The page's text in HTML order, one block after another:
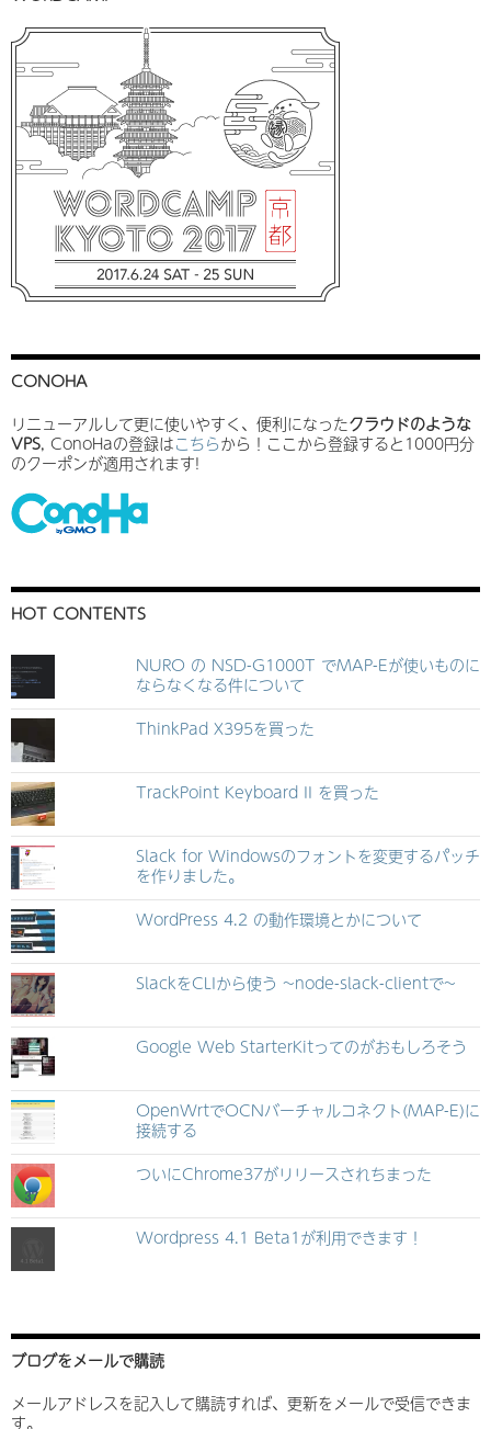
CONOHA
リニューアルして更に使いやすく、便利になったクラウドのような
VPS, ConoHaの登録はこちらから！ここから登録すると1000円分
のクーポンが適用されます!
HOT CONTENTS
NURO の NSD-G1000T でMAP-Eが使いものに
ならなくなる件について
ThinkPad X395を買った
TrackPoint Keyboard II を買った
Slack for Windowsのフォントを変更するパッチ
を作りました。
WordPress 4.2 の動作環境とかについて
SlackをCLIから使う ~node-slack-clientで~
Google Web StarterKitってのがおもしろそう
OpenWrtでOCNバーチャルコネクト(MAP-E)に
接続する
ついにChrome37がリリースされちまった
Wordpress 4.1 Beta1が利用できます！
ブログをメールで購読
メールアドレスを記入して購読すれば、更新をメールで受信できま
す。